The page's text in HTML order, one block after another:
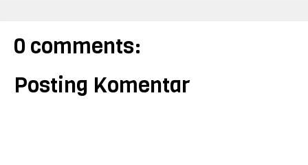
0 comments:
Posting Komentar